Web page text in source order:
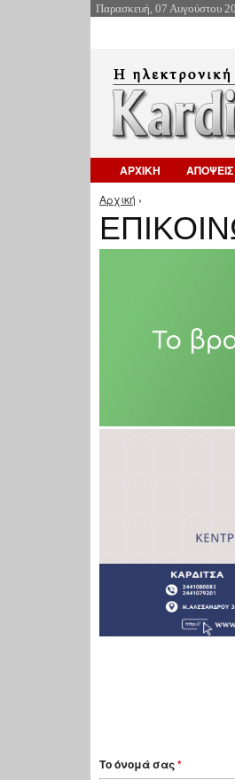
Παρασκευή, 07 Αυγούστου
ΑΡΧΙΚΗ ΑΠΟΨΕΙΣ
Είστε εδώ
Αρχική ›
Το όνομά σας*